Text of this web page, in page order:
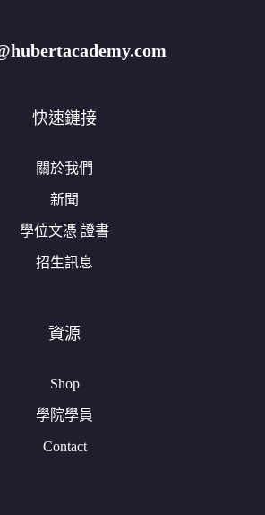
快速鏈接
關於我們
新聞
學位文憑 證書
招生訊息
資源
Shop
學院學員
Contact